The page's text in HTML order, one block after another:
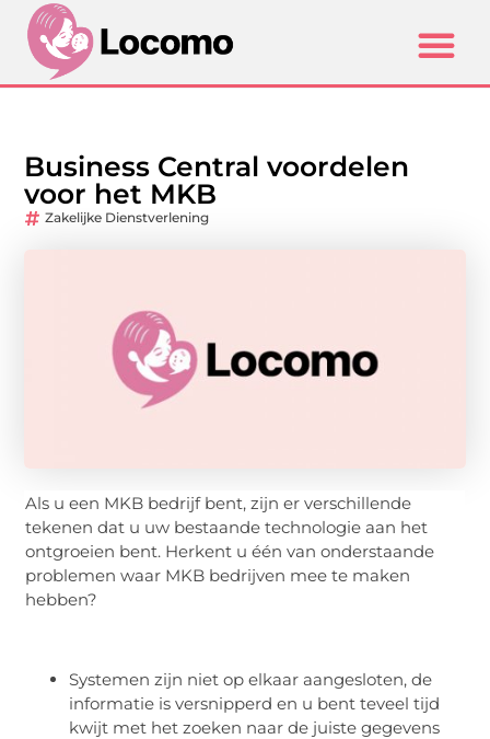
Business Central voordelen
voor het MKB
Zakelijke Dienstverlening
Als u een MKB bedrijf bent, zijn er verschillende
tekenen dat u uw bestaande technologie aan het
ontgroeien bent. Herkent u één van onderstaande
problemen waar MKB bedrijven mee te maken
hebben?
Systemen zijn niet op elkaar aangesloten, de
informatie is versnipperd en u bent teveel tijd
kwijt met het zoeken naar de juiste gegevens